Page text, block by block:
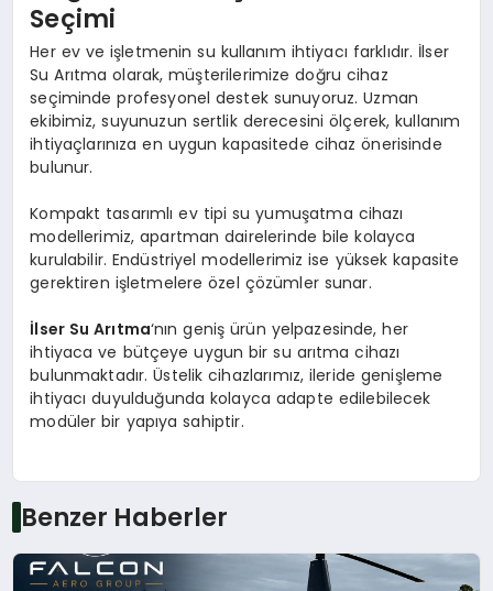
Seçimi
Her ev ve işletmenin su kullanım ihtiyacı farklıdır. İlser
Su Arıtma olarak, müşterilerimize doğru cihaz
seçiminde profesyonel destek sunuyoruz. Uzman
ekibimiz, suyunuzun sertlik derecesini ölçerek, kullanım
ihtiyaçlarınıza en uygun kapasitede cihaz önerisinde
bulunur.
Kompakt tasarımlı ev tipi su yumuşatma cihazı
modellerimiz, apartman dairelerinde bile kolayca
kurulabilir. Endüstriyel modellerimiz ise yüksek kapasite
gerektiren işletmelere özel çözümler sunar.
İlser Su Arıtma‘nın geniş ürün yelpazesinde, her
ihtiyaca ve bütçeye uygun bir su arıtma cihazı
bulunmaktadır. Üstelik cihazlarımız, ileride genişleme
ihtiyacı duyulduğunda kolayca adapte edilebilecek
modüler bir yapıya sahiptir.
Benzer Haberler